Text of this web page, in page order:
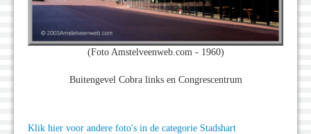
(Foto Amstelveenweb.com - 1960)
Buitengevel Cobra links en Congrescentrum
Klik hier voor andere foto's in de categorie Stadshart